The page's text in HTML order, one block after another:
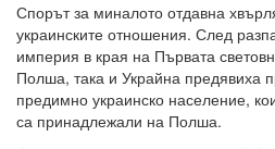
Спорът за миналото отдавна
украинските отношения. След
империя в края на Първата
Полша, така и Украйна предявиха
предимно украинско население,
са принадлежали на Полша.